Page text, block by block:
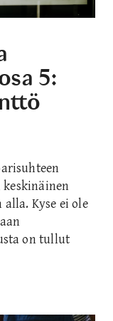
5:
Kyse ei ole
on tullut